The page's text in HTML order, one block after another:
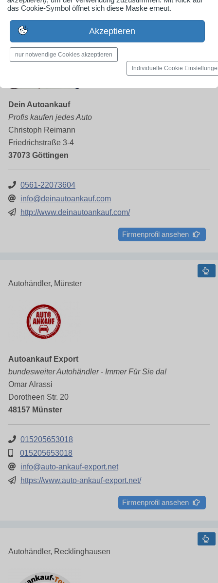
Autohändler, Göttingen
Dein Autoankauf
Profis kaufen jedes Auto
Christoph Reimann
Friedrichstraße 3-4
37073 Göttingen
0561-22073604
info@deinautoankauf.com
http://www.deinautoankauf.com/
Firmenprofil ansehen
Autohändler, Münster
Autoankauf Export
bundesweiter Autohändler - Immer Für Sie da!
Omar Alrassi
Dorotheen Str. 20
48157 Münster
015205653018
015205653018
info@auto-ankauf-export.net
https://www.auto-ankauf-export.net/
Firmenprofil ansehen
Autohändler, Recklinghausen
das Cookie-Symbol öffnet sich diese Maske erneut.
Akzeptieren
nur notwendige Cookies akzeptieren
Individuelle Cookie